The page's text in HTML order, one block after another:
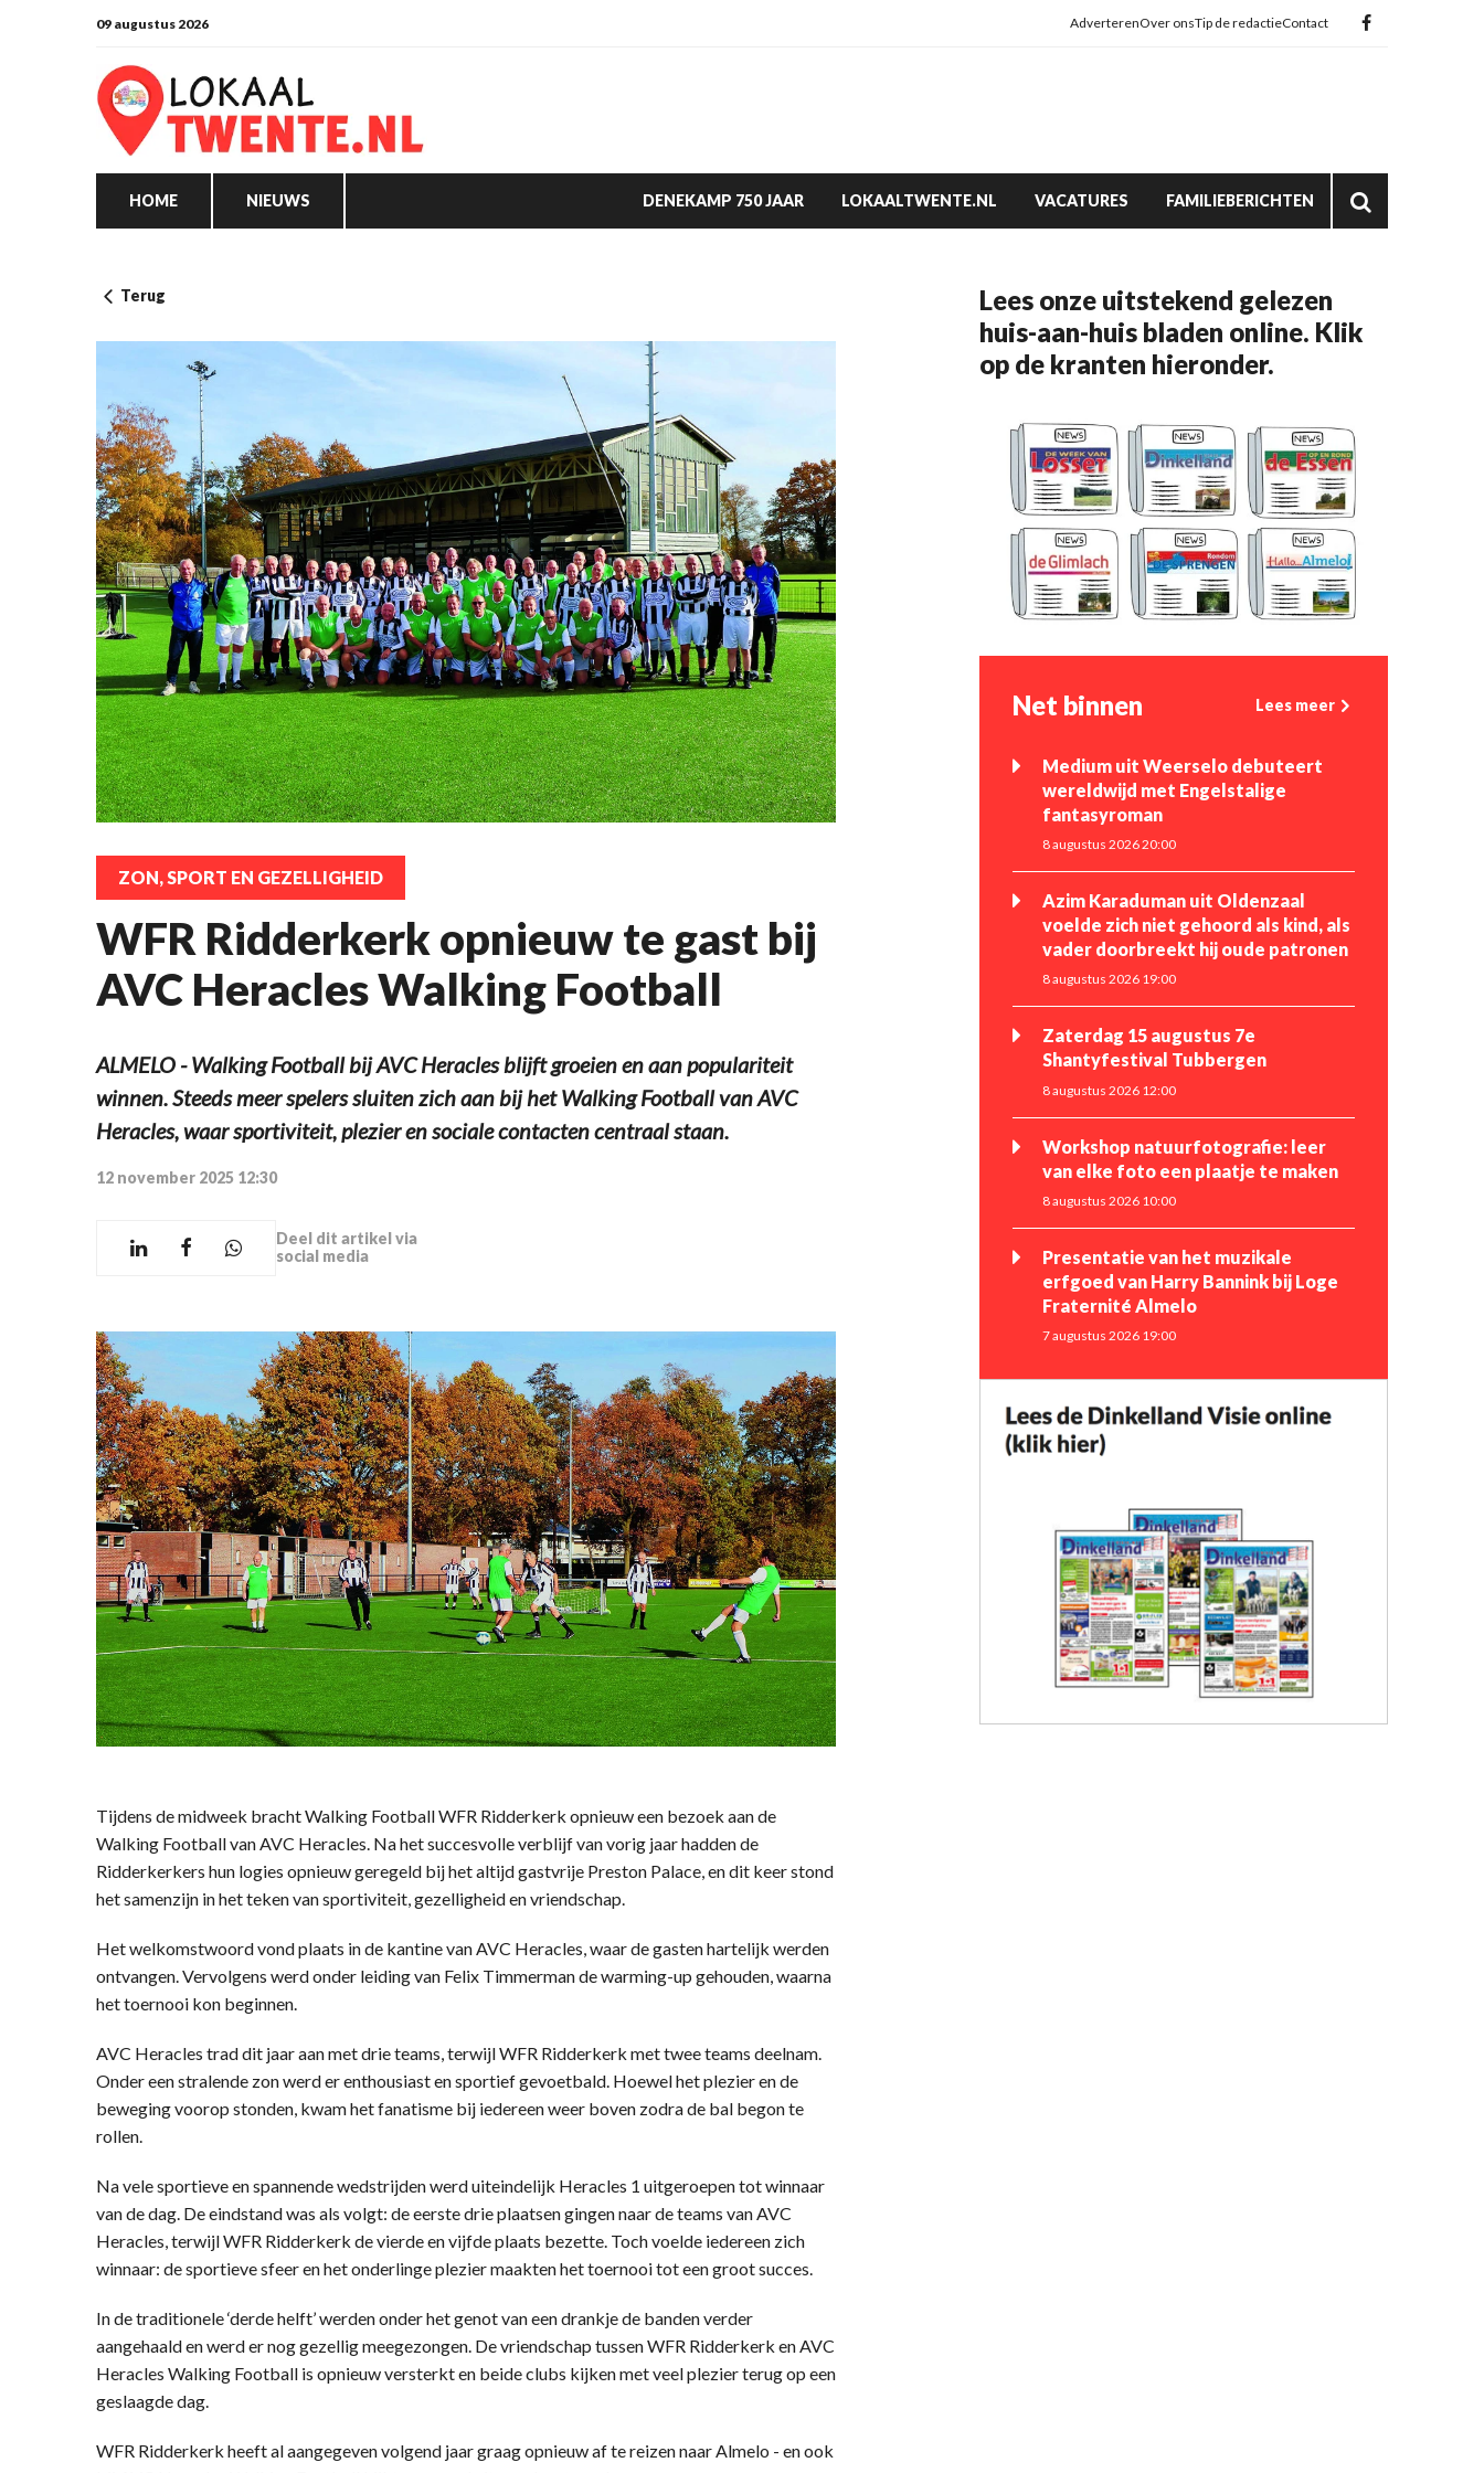
09 augustus 2026 AdverterenOver onsTip de redactieContact
HOME NIEUWS DENEKAMP 750 JAAR LOKAALTWENTE.NL VACATURES FAMILIEBERICHTEN
Terug
ZON, SPORT EN GEZELLIGHEID
WFR Ridderkerk opnieuw te gast bij
AVC Heracles Walking Football
ALMELO - Walking Football bij AVC Heracles blijft groeien en aan populariteit
winnen. Steeds meer spelers sluiten zich aan bij het Walking Football van AVC
Heracles, waar sportiviteit, plezier en sociale contacten centraal staan.
12 november 2025 12:30
Deel dit artikel via
social media
Tijdens de midweek bracht Walking Football WFR Ridderkerk opnieuw een bezoek aan de
Walking Football van AVC Heracles. Na het succesvolle verblijf van vorig jaar hadden de
Ridderkerkers hun logies opnieuw geregeld bij het altijd gastvrije Preston Palace, en dit keer stond
het samenzijn in het teken van sportiviteit, gezelligheid en vriendschap.
Het welkomstwoord vond plaats in de kantine van AVC Heracles, waar de gasten hartelijk werden
ontvangen. Vervolgens werd onder leiding van Felix Timmerman de warming-up gehouden, waarna
het toernooi kon beginnen.
AVC Heracles trad dit jaar aan met drie teams, terwijl WFR Ridderkerk met twee teams deelnam.
Onder een stralende zon werd er enthousiast en sportief gevoetbald. Hoewel het plezier en de
beweging voorop stonden, kwam het fanatisme bij iedereen weer boven zodra de bal begon te
rollen.
Na vele sportieve en spannende wedstrijden werd uiteindelijk Heracles 1 uitgeroepen tot winnaar
van de dag. De eindstand was als volgt: de eerste drie plaatsen gingen naar de teams van AVC
Heracles, terwijl WFR Ridderkerk de vierde en vijfde plaats bezette. Toch voelde iedereen zich
winnaar: de sportieve sfeer en het onderlinge plezier maakten het toernooi tot een groot succes.
In de traditionele ‘derde helft’ werden onder het genot van een drankje de banden verder
aangehaald en werd er nog gezellig meegezongen. De vriendschap tussen WFR Ridderkerk en AVC
Heracles Walking Football is opnieuw versterkt en beide clubs kijken met veel plezier terug op een
geslaagde dag.
WFR Ridderkerk heeft al aangegeven volgend jaar graag opnieuw af te reizen naar Almelo - en ook
Lees onze uitstekend gelezen
huis-aan-huis bladen online. Klik
op de kranten hieronder.
Net binnen Lees meer
Medium uit Weerselo debuteert
wereldwijd met Engelstalige
fantasyroman
8 augustus 2026 20:00
Azim Karaduman uit Oldenzaal
voelde zich niet gehoord als kind, als
vader doorbreekt hij oude patronen
8 augustus 2026 19:00
Zaterdag 15 augustus 7e
Shantyfestival Tubbergen
8 augustus 2026 12:00
Workshop natuurfotografie: leer
van elke foto een plaatje te maken
8 augustus 2026 10:00
Presentatie van het muzikale
erfgoed van Harry Bannink bij Loge
Fraternité Almelo
7 augustus 2026 19:00